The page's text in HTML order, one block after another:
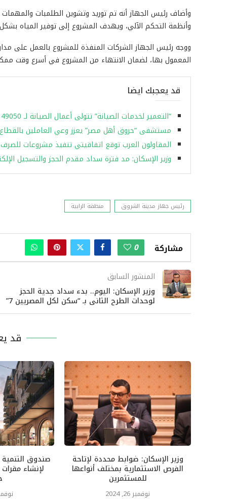
وأضاف رئيس الجهاز أنه تم توريد وتشوين الطلمبات
وأنظمة التحكم الآلي، ويهدف المشروع إلى توفير المياه
ووجه رئيس الجهاز الشركات المنفذة للمشروع بالعمل على مدار
المعمول بها، لضمان الانتهاء من المشروع في أسرع وقت
قد يعجبك ايضا
“التعمير لخدمات الصيانة” تتولى أعمال الصيانة لـ 49050 وحدة سكنية بـ”الإسكان الاجتماعي” بالعاشر من رمضان
مستشفى “حروق أهل مصر” يعزز وعي العاملين
المقاولون العرب توقع اتفاقيتي تنفيذ مشروعات
وزير الإسكان: مد فترة سداد مقدم الحجز والتسجيل الإلكتروني
رئيس جهاز مدينة الشروق منطقة الرابية
مشاركة 0
المنشور السابق
وزير الإسكان: اليوم.. بدء سداد جدية الحجز
لوحدات الطرح الثانى بـ “سكن لكل المصريين 7”
قد
وزير الإسكان: ضوابط محددة لإتاحة
الفرص الاستثمارية بمختلف أنواعها
للمستثمرين
نوفمبر 26, 2024
صندوق
لإنشاء
نوفمبر